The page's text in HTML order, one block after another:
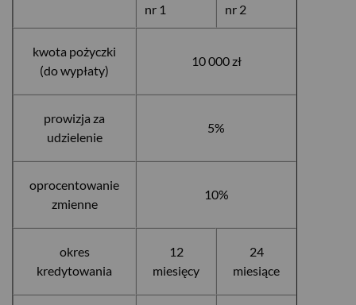
nr 1
nr 2
kwota pożyczki
(do wypłaty)
10 000 zł
prowizja za
udzielenie
5%
oprocentowanie
zmienne
10%
okres
kredytowania
12
miesięcy
24
miesiące